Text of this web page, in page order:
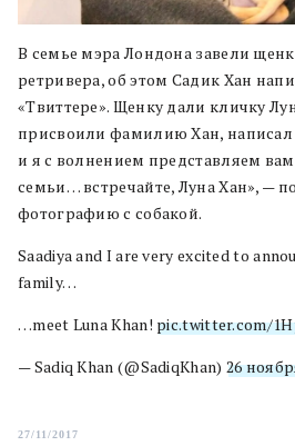
В семье мэра Лондона завели
ретривера, об этом Садик Хан
«Твиттере». Щенку дали кличку
присвоили фамилию Хан, написал
и я с волнением представляем
семьи… встречайте, Луна Хан», —
фотографию с собакой.
Saadiya and I are very excited to
family…
…meet Luna Khan! pic.twitter.com/
— Sadiq Khan (@SadiqKhan) 26
27/11/2017